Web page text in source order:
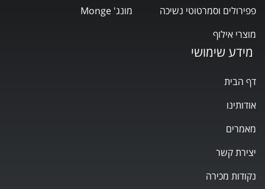
מידע שימושי
דף הבית
אודותינו
מאמרים
יצירת קשר
נקודות מכירה
מונג' Monge
פפירולים וסמרטוטי נשיכה
מוצרי אילוף